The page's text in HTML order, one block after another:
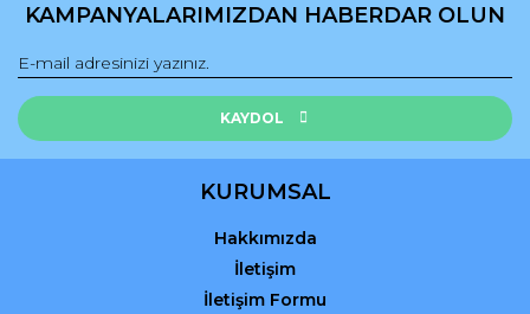
Görüş ve önerileriniz için teşekkür ederiz.
Ürün resmi kalitesiz, bozuk veya görüntülenemiyor.
Ürün açıklamasında eksik bilgiler bulunuyor.
Ürün fiyatı diğer sitelerden daha pahalı.
KAMPANYALARIMIZDAN HABERDAR OLUN
KAYDOL
KURUMSAL
Hakkımızda
İletişim
İletişim Formu